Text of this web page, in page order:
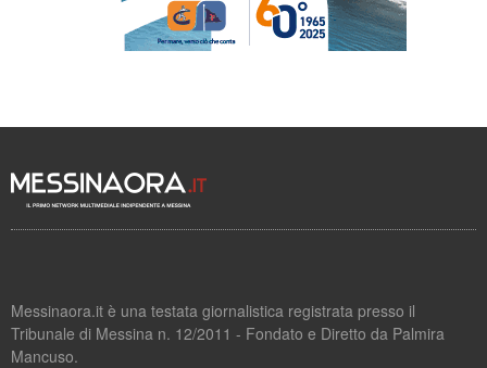
Messinaora.it è una testata giornalistica registrata presso il
Tribunale di Messina n. 12/2011 - Fondato e Diretto da Palmira
Mancuso.